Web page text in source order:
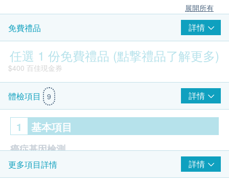
展開所有
免費禮品 詳情
任選 1 份免費禮品 (點撃禮品了解更多)
$400 百佳現金券
體檢項目 9 詳情
1 基本項目
癌症基因檢測
頭頸癌
更多項目詳情 詳情